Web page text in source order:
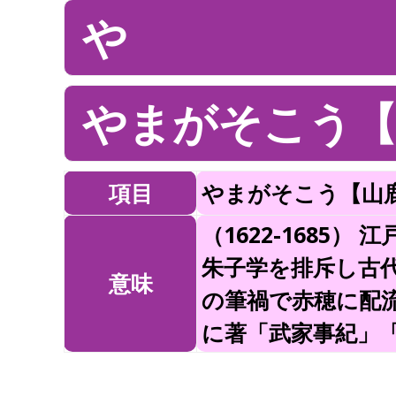
や
やまがそこう
項目 やまがそこう【山
意味
（1622-1685）
朱子学を排斥し古
の筆禍で赤穂に配
に著「武家事紀」